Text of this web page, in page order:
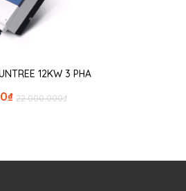
12KW 3 PHA
₫
22.000.000
₫